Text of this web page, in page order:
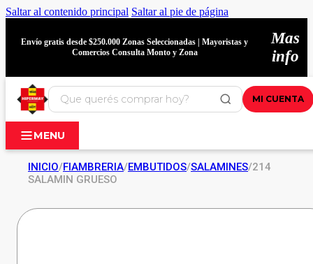
Saltar al contenido principal Saltar al pie de página
Envío gratis desde $250.000 Zonas Seleccionadas | Mayoristas y
Comercios Consulta Monto y Zona
Mas
info
MI CUENTA
MENU
INICIO/FIAMBRERIA/EMBUTIDOS/SALAMINES/214
SALAMIN GRUESO